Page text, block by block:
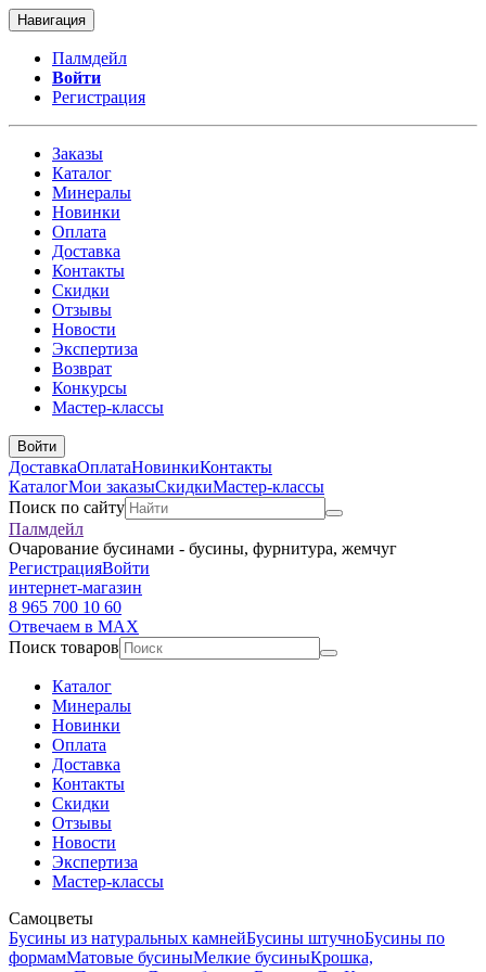
Навигация
Палмдейл
Войти
Регистрация
Заказы
Каталог
Минералы
Новинки
Оплата
Доставка
Контакты
Скидки
Отзывы
Новости
Экспертиза
Возврат
Конкурсы
Мастер-классы
Войти
ДоставкаОплатаНовинкиКонтакты
КаталогМои заказыСкидкиМастер-классы
Поиск по сайту
Палмдейл
Очарование бусинами - бусины, фурнитура, жемчуг
РегистрацияВойти
интернет-магазин
8 965 700 10 60
Отвечаем в MAX
Поиск товаров
Каталог
Минералы
Новинки
Оплата
Доставка
Контакты
Скидки
Отзывы
Новости
Экспертиза
Мастер-классы
Самоцветы
Бусины из натуральных камнейБусины штучноБусины по
формамМатовые бусиныМелкие бусиныКрошка,